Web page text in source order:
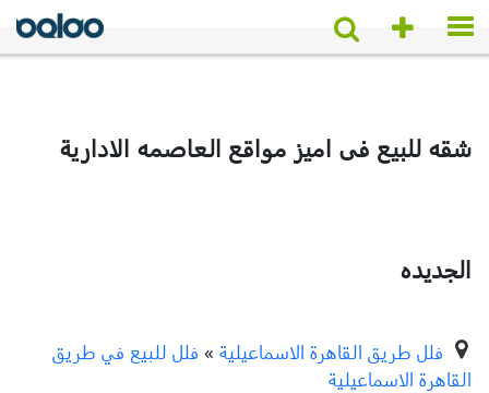
شقه للبيع فى اميز مواقع العاصمه الادارية
الجديده
فلل طريق القاهرة الاسماعيلية » فلل للبيع في طريق
القاهرة الاسماعيلية